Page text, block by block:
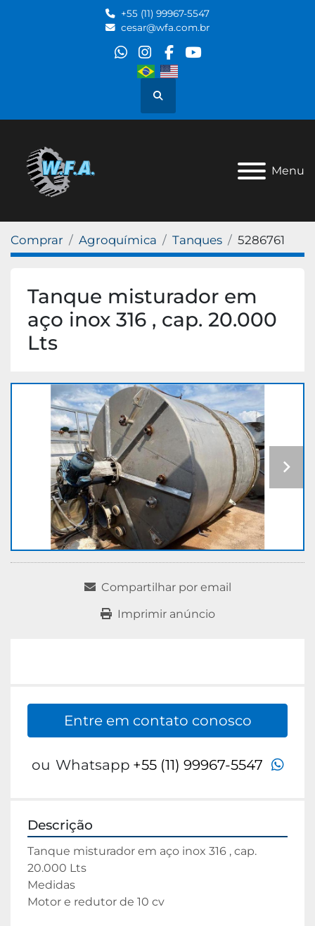
+55 (11) 99967-5547
cesar@wfa.com.br
whatsapp
instagram
facebook
youtube
Pesquisar
Menu
Comprar Agroquímica Tanques 5286761
Tanque misturador em
aço inox 316 , cap. 20.000
Lts
Compartilhar por email
Imprimir anúncio
Entre em contato conosco
ou Whatsapp +55 (11) 99967-5547
Descrição
Tanque misturador em aço inox 316 , cap.
20.000 Lts
Medidas
Motor e redutor de 10 cv